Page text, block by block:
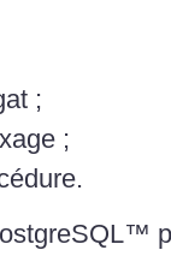
;
;